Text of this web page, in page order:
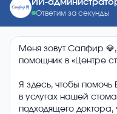
02/
Планирование
пациента к
03/Хирургическое